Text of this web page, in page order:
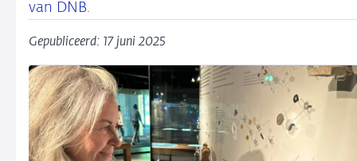
van DNB.
Gepubliceerd: 17 juni 2025